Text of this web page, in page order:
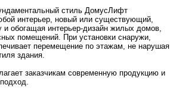
стиль ДомусЛифт
интерьер, новый или существующий,
и обогащая интерьер-дизайн жилых домов,
помещений. При установки снаружи,
перемещение по этажам, не нарушая
здания.
заказчикам современную продукцию и